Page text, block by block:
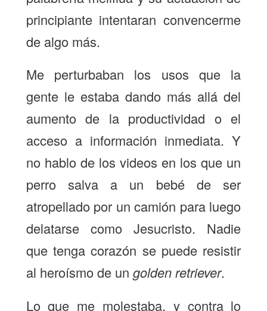
principiante intentaran convencerme
de algo más.
Me perturbaban los usos que la
gente le estaba dando más allá del
aumento de la productividad o el
acceso a información inmediata. Y
no hablo de los videos en los que un
perro salva a un bebé de ser
atropellado por un camión para luego
delatarse como Jesucristo. Nadie
que tenga corazón se puede resistir
al heroísmo de un golden retriever.
Lo que me molestaba, y contra lo